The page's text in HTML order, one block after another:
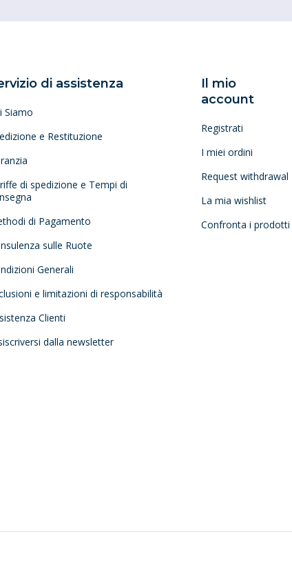
di assistenza
Siamo
e Restituzione
di spedizione e Tempi di
di Pagamento
sulle Ruote
Generali
e limitazioni di responsabilità
Clienti
dalla newsletter
Il mio
account
Registrati
I miei ordini
Request withdrawal
La mia wishlist
Confronta i prodotti